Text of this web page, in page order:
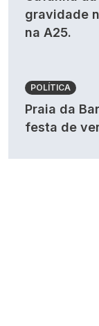
gravidade
na A25.
POLÍTICA
Praia da
festa de